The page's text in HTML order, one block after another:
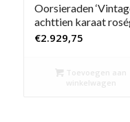
Oorsieraden
achttien karaat
€2.929,75
Toevoegen aan
winkelwagen